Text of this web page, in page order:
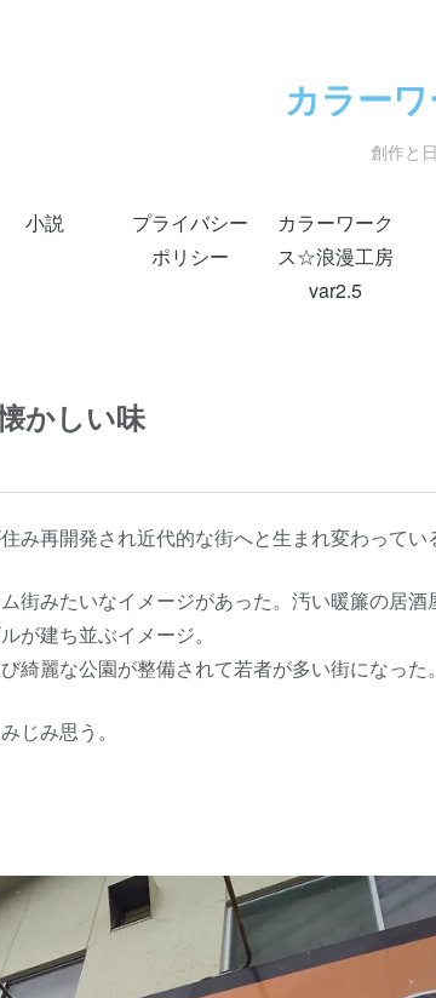
カラー
創作と
小説
プライバシー
ポリシー
カラーワーク
ス☆浪漫工房
var2.5
かしい味
み再開発され近代的な街へと生まれ変わってい
街みたいなイメージがあった。汚い暖簾の居酒
が建ち並ぶイメージ。
綺麗な公園が整備されて若者が多い街になった。
じみ思う。